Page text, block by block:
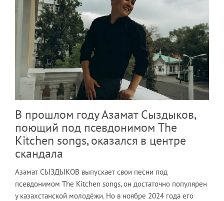
В прошлом году Азамат Сыздыков,
поющий под псевдонимом The
Kitchen songs, оказался в центре
скандала
Азамат СЫЗДЫКОВ выпускает свои песни под
псевдонимом The Kitchen songs, он достаточно популярен
у казахстанской молодёжи. Но в ноябре 2024 года его